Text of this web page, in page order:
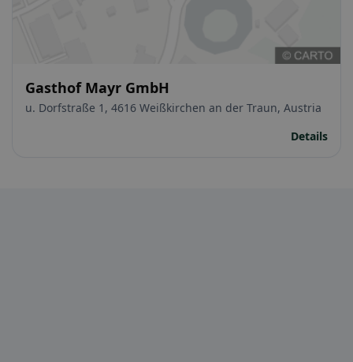
Gasthof Mayr GmbH
u. Dorfstraße 1, 4616 Weißkirchen an der Traun, Austria
Details